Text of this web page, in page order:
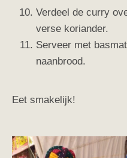
Verdeel de curry
verse koriander.
Serveer met
naanbrood.
Eet smakelijk!